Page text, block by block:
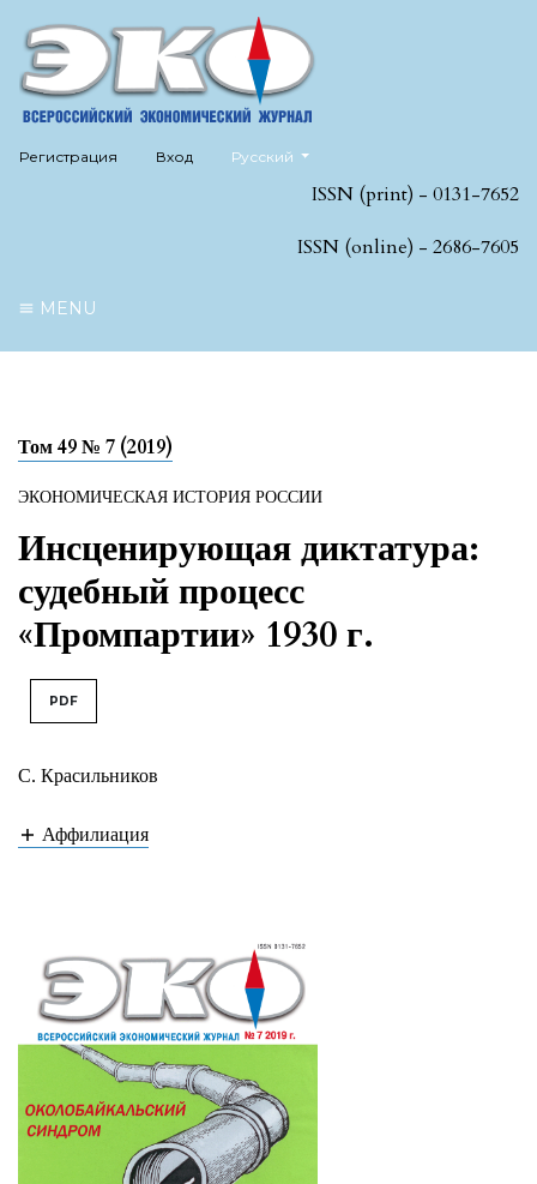
Регистрация Вход Русский
ISSN (print) - 0131-7652
ISSN (online) - 2686-7605
MENU
Том 49 № 7 (2019)
ЭКОНОМИЧЕСКАЯ ИСТОРИЯ РОССИИ
Инсценирующая диктатура:
судебный процесс
«Промпартии» 1930 г.
PDF
С. Красильников
Аффилиация